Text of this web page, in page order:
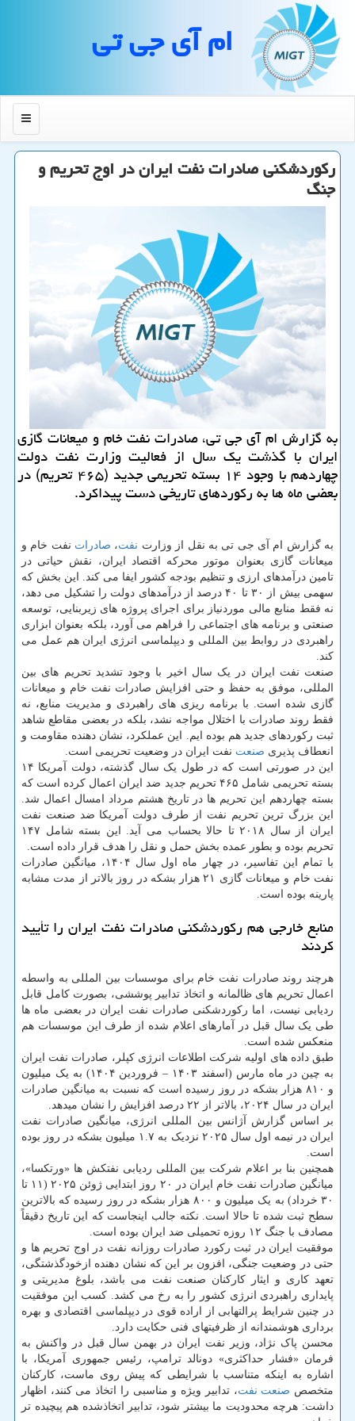
ام آی جی تی
منو
رکوردشکنی صادرات نفت ایران در اوج تحریم و
جنگ
به گزارش ام آی جی تی، صادرات نفت خام و میعانات گازی
ایران با گذشت یک سال از فعالیت وزارت نفت دولت
چهاردهم با وجود ۱۴ بسته تحریمی جدید (۴۶۵ تحریم) در
بعضی ماه ها به رکوردهای تاریخی دست پیداکرد.
به گزارش ام آی جی تی به نقل از وزارت نفت، صادرات نفت خام و
میعانات گازی بعنوان موتور محرکه اقتصاد ایران، نقش حیاتی در
تامین درآمدهای ارزی و تنظیم بودجه کشور ایفا می کند. این بخش که
سهمی بیش از ۳۰ تا ۴۰ درصد از درآمدهای دولت را تشکیل می دهد،
نه فقط منابع مالی موردنیاز برای اجرای پروژه های زیربنایی، توسعه
صنعتی و برنامه های اجتماعی را فراهم می آورد، بلکه بعنوان ابزاری
راهبردی در روابط بین المللی و دیپلماسی انرژی ایران هم عمل می
کند.
صنعت نفت ایران در یک سال اخیر با وجود تشدید تحریم های بین
المللی، موفق به حفظ و حتی افزایش صادرات نفت خام و میعانات
گازی شده است. با برنامه ریزی های راهبردی و مدیریت منابع، نه
فقط روند صادرات با اختلال مواجه نشد، بلکه در بعضی مقاطع شاهد
ثبت رکوردهای جدید هم بوده ایم. این عملکرد، نشان دهنده مقاومت و
انعطاف پذیری صنعت نفت ایران در وضعیت تحریمی است.
این در صورتی است که در طول یک سال گذشته، دولت آمریکا ۱۴
بسته تحریمی شامل ۴۶۵ تحریم جدید ضد ایران اعمال کرده است که
بسته چهاردهم این تحریم ها در تاریخ هشتم مرداد امسال اعمال شد.
این بزرگ ترین تحریم نفت از طرف دولت آمریکا ضد صنعت نفت
ایران از سال ۲۰۱۸ تا حالا بحساب می آید. این بسته شامل ۱۴۷
تحریم بوده و بطور عمده بخش حمل و نقل را هدف قرار داده است.
با تمام این تفاسیر، در چهار ماه اول سال ۱۴۰۴، میانگین صادرات
نفت خام و میعانات گازی ۲۱ هزار بشکه در روز بالاتر از مدت مشابه
پارینه بوده است.
منابع خارجی هم رکوردشکنی صادرات نفت ایران را تأیید
کردند
هرچند روند صادرات نفت خام برای موسسات بین المللی به واسطه
اعمال تحریم های ظالمانه و اتخاذ تدابیر پوششی، بصورت کامل قابل
ردیابی نیست، اما رکوردشکنی صادرات نفت ایران در بعضی ماه ها
طی یک سال قبل در آمارهای اعلام شده از طرف این موسسات هم
منعکس شده است.
طبق داده های اولیه شرکت اطلاعات انرژی کپلر، صادرات نفت ایران
به چین در ماه مارس (اسفند ۱۴۰۳ – فروردین ۱۴۰۴) به یک میلیون
و ۸۱۰ هزار بشکه در روز رسیده است که نسبت به میانگین صادرات
ایران در سال ۲۰۲۴، بالاتر از ۲۲ درصد افزایش را نشان میدهد.
بر اساس گزارش آژانس بین المللی انرژی، میانگین صادرات نفت
ایران در نیمه اول سال ۲۰۲۵ نزدیک به ۱.۷ میلیون بشکه در روز بوده
است.
همچنین بنا بر اعلام شرکت بین المللی ردیابی نفتکش ها «ورتکسا»،
میانگین صادرات نفت خام ایران در ۲۰ روز ابتدایی ژوئن ۲۰۲۵ (۱۱ تا
۳۰ خرداد) به یک میلیون و ۸۰۰ هزار بشکه در روز رسیده که بالاترین
سطح ثبت شده تا حالا است. نکته جالب اینجاست که این تاریخ دقیقاً
مصادف با جنگ ۱۲ روزه تحمیلی ضد ایران بوده است.
موفقیت ایران در ثبت رکورد صادرات روزانه نفت در اوج تحریم ها و
حتی در وضعیت جنگی، افزون بر این که نشان دهنده ازخودگذشتگی،
تعهد کاری و ایثار کارکنان صنعت نفت می باشد، بلوغ مدیریتی و
پایداری راهبردی انرژی کشور را به رخ می کشد. کسب این موفقیت
در چنین شرایط پرالتهابی از اراده قوی در دیپلماسی اقتصادی و بهره
برداری هوشمندانه از ظرفیتهای فنی حکایت دارد.
محسن پاک نژاد، وزیر نفت ایران در بهمن سال قبل در واکنش به
فرمان «فشار حداکثری» دونالد ترامپ، رئیس جمهوری آمریکا، با
اشاره به اینکه متناسب با شرایطی که پیش روی ماست، کارکنان
متخصص صنعت نفت، تدابیر ویژه و مناسبی را اتخاذ می کنند، اظهار
داشت: هرچه محدودیت ما بیشتر شود، تدابیر اتخاذشده هم پیچیده تر